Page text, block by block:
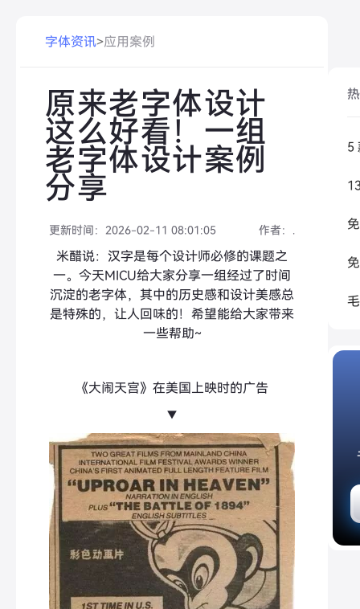
字体资讯>应用案例
原来老字体设计
这么好看！一组
老字体设计案例
分享
更新时间： 2026-02-11 08:01:05 作者： .
米醋说：汉字是每个设计师必修的课题之
一。今天MICU给大家分享一组经过了时间
沉淀的老字体，其中的历史感和设计美感总
是特殊的，让人回味的！希望能给大家带来
一些帮助~
《大闹天宫》在美国上映时的广告
▼